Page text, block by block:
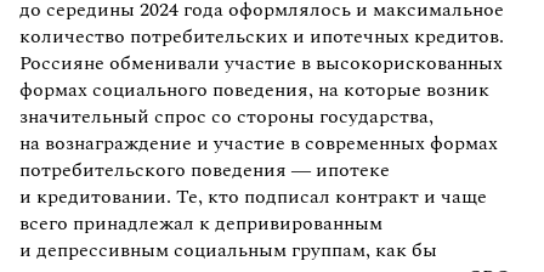
до середины 2024 года оформлялось и максимальное
количество потребительских и ипотечных кредитов.
Россияне обменивали участие в высокорискованных
формах социального поведения, на которые возник
значительный спрос со стороны государства,
на вознаграждение и участие в современных формах
потребительского поведения — ипотеке
и кредитовании. Те, кто подписал контракт и чаще
всего принадлежал к депривированным
и депрессивным социальным группам, как бы